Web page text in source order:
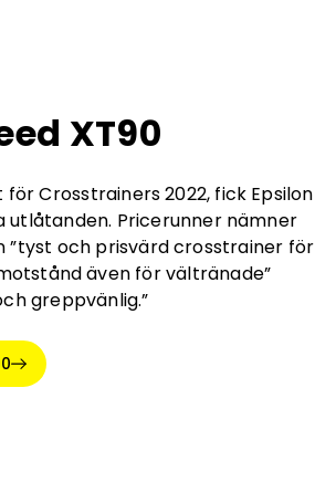
XT90
Crosstrainers 2022, fick Epsilon
utlåtanden. Pricerunner nämner
”tyst och prisvärd crosstrainer för
även för vältränade”
greppvänlig.”